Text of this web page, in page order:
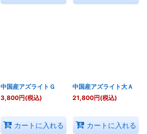
中国産アズライトＧ
3,800円(税込)
カートに入れる
中国産アズライト大Ａ
21,800円(税込)
カートに入れる